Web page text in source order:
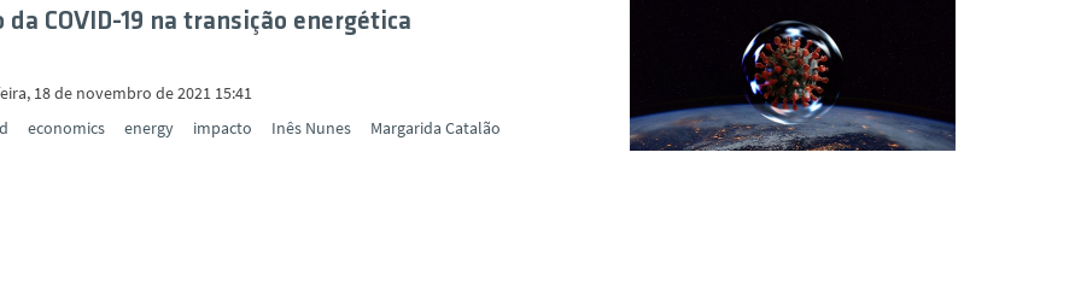
COVID-19 na transição energética
18 de novembro de 2021 15:41
economics energy impacto Inês Nunes Margarida Catalão